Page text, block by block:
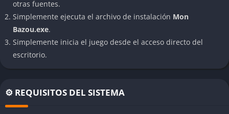
jugador la libertad de elegir su propio destino. Puedes
dedicarte a la mecánica automotriz, fabricar jarabe de arce,
invertir en tu granja o simplemente mejorar tu coche para
competir en carreras ilegales. Esta flexibilidad da lugar a
estilos de juego muy distintos, desde la gestión minuciosa
hasta la pura improvisación.
Sistema de mecánica automotriz detallado
otras fuentes.
Simplemente ejecuta el archivo de instalación Mon
Bazou.exe.
Simplemente inicia el juego desde el acceso directo del
escritorio.
⚙️ REQUISITOS DEL SISTEMA